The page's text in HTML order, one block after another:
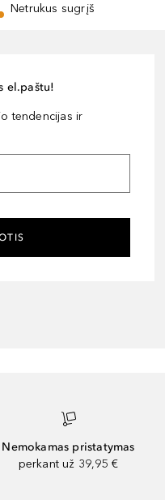
Netrukus sugrįš
el.paštu!
tendencijas ir
Nemokamas pristatymas
perkant už 39,95 €